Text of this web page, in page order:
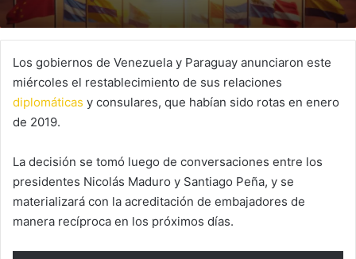
Los gobiernos de Venezuela y Paraguay anunciaron este
miércoles el restablecimiento de sus relaciones
diplomáticas y consulares, que habían sido rotas en enero
de 2019.
La decisión se tomó luego de conversaciones entre los
presidentes Nicolás Maduro y Santiago Peña, y se
materializará con la acreditación de embajadores de
manera recíproca en los próximos días.